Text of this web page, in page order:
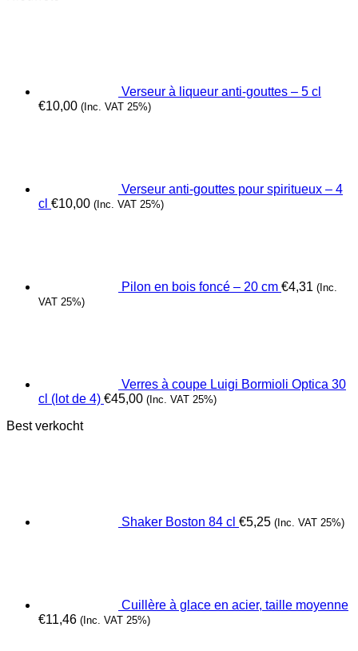
Verseur à liqueur anti-gouttes – 5 cl
€10,00 (Inc. VAT 25%)
Verseur anti-gouttes pour spiritueux – 4
cl €10,00 (Inc. VAT 25%)
Pilon en bois foncé – 20 cm €4,31 (Inc.
VAT 25%)
Verres à coupe Luigi Bormioli Optica 30
cl (lot de 4) €45,00 (Inc. VAT 25%)
Best verkocht
Shaker Boston 84 cl €5,25 (Inc. VAT 25%)
Cuillère à glace en acier, taille moyenne
€11,46 (Inc. VAT 25%)